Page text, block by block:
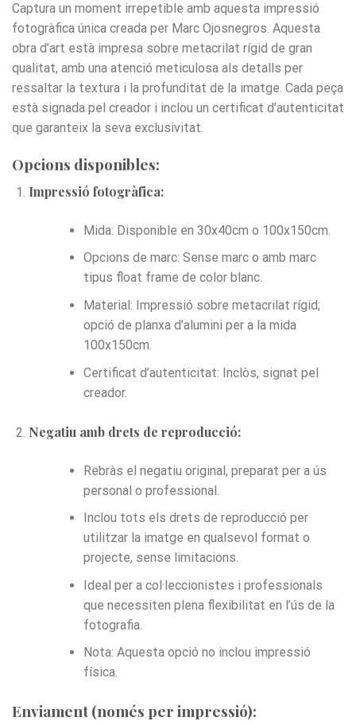
Captura un moment irrepetible amb aquesta impressió
fotogràfica única creada per Marc Ojosnegros. Aquesta
obra d’art està impresa sobre metacrilat rígid de gran
qualitat, amb una atenció meticulosa als detalls per
ressaltar la textura i la profunditat de la imatge. Cada peça
està signada pel creador i inclou un certificat d’autenticitat
que garanteix la seva exclusivitat.
Opcions disponibles:
Impressió fotogràfica:
Mida: Disponible en 30x40cm o 100x150cm.
Opcions de marc: Sense marc o amb marc
tipus float frame de color blanc.
Material: Impressió sobre metacrilat rígid;
opció de planxa d’alumini per a la mida
100x150cm.
Certificat d’autenticitat: Inclòs, signat pel
creador.
Negatiu amb drets de reproducció:
Rebràs el negatiu original, preparat per a ús
personal o professional.
Inclou tots els drets de reproducció per
utilitzar la imatge en qualsevol format o
projecte, sense limitacions.
Ideal per a col·leccionistes i professionals
que necessiten plena flexibilitat en l’ús de la
fotografia.
Nota: Aquesta opció no inclou impressió
física.
Enviament (només per impressió):